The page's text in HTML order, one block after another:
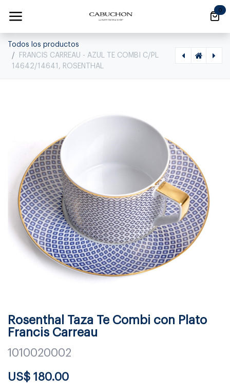
0
Todos los productos
FRANCIS CARREAU - AZUL TE COMBI C/PL
14642/14641, ROSENTHAL
Rosenthal Taza Te Combi con Plato
Francis Carreau
1010020002
US$ 180.00